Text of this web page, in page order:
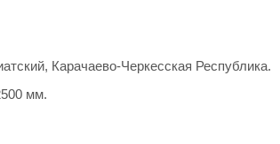
Карачаево-Черкесская Республика.
мм.